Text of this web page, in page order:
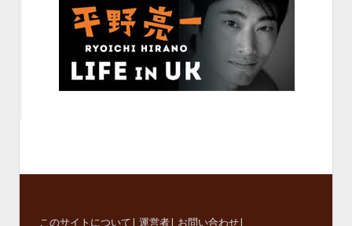
このサイトについて| 運営者| お問い合わせ|